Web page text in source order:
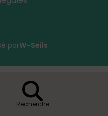
Recherche
parW-Seils